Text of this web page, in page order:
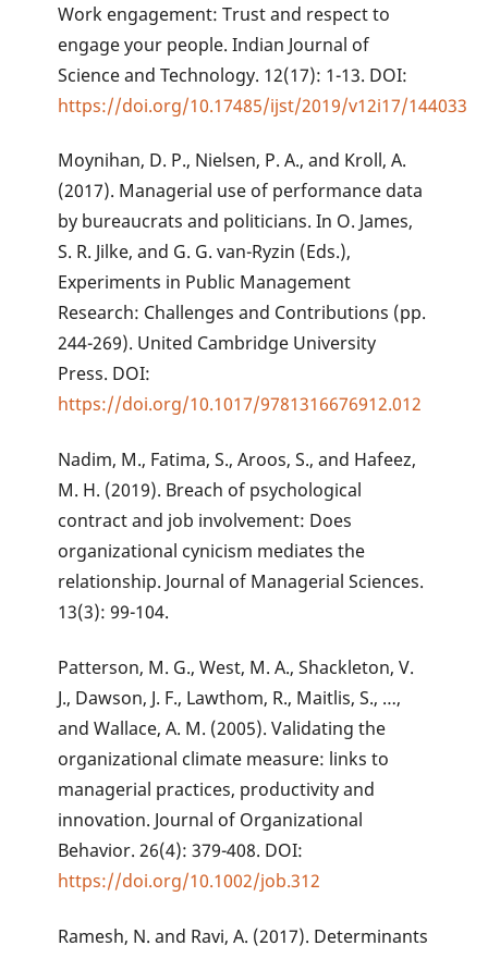
Work engagement: Trust and respect to
engage your people. Indian Journal of
Science and Technology. 12(17): 1-13. DOI:
https://doi.org/10.17485/ijst/2019/v12i17/144033
Moynihan, D. P., Nielsen, P. A., and Kroll, A.
(2017). Managerial use of performance data
by bureaucrats and politicians. In O. James,
S. R. Jilke, and G. G. van-Ryzin (Eds.),
Experiments in Public Management
Research: Challenges and Contributions (pp.
244-269). United Cambridge University
Press. DOI:
https://doi.org/10.1017/9781316676912.012
Nadim, M., Fatima, S., Aroos, S., and Hafeez,
M. H. (2019). Breach of psychological
contract and job involvement: Does
organizational cynicism mediates the
relationship. Journal of Managerial Sciences.
13(3): 99-104.
Patterson, M. G., West, M. A., Shackleton, V.
J., Dawson, J. F., Lawthom, R., Maitlis, S., …,
and Wallace, A. M. (2005). Validating the
organizational climate measure: links to
managerial practices, productivity and
innovation. Journal of Organizational
Behavior. 26(4): 379-408. DOI:
https://doi.org/10.1002/job.312
Ramesh, N. and Ravi, A. (2017). Determinants